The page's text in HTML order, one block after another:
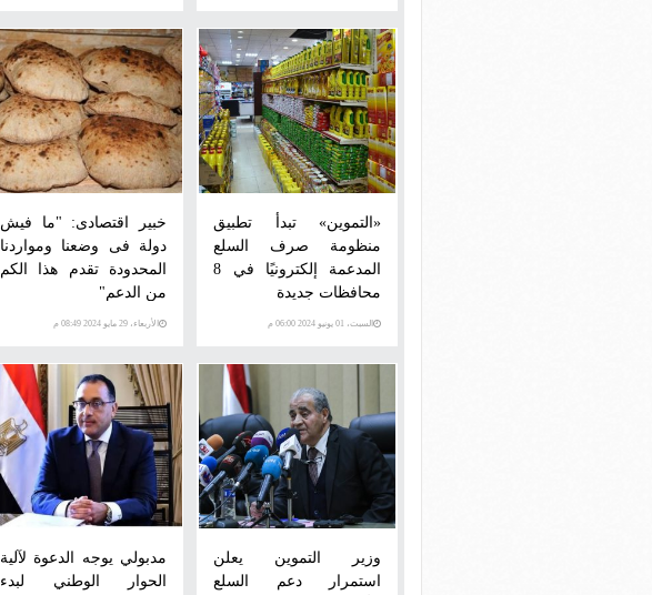
«التموين» تبدأ تطبيق
منظومة صرف السلع
المدعمة إلكترونيًا في 8
محافظات جديدة
السبت، 01 يونيو 2024 06:00 م
خبير اقتصادى: "ما فيش
دولة فى وضعنا ومواردنا
المحدودة تقدم هذا الكم
من الدعم"
الأربعاء، 29 مايو 2024 08:49 م
وزير التموين يعلن
استمرار دعم السلع
مدبولي يوجه الدعوة لآلية
الحوار الوطني لبدء